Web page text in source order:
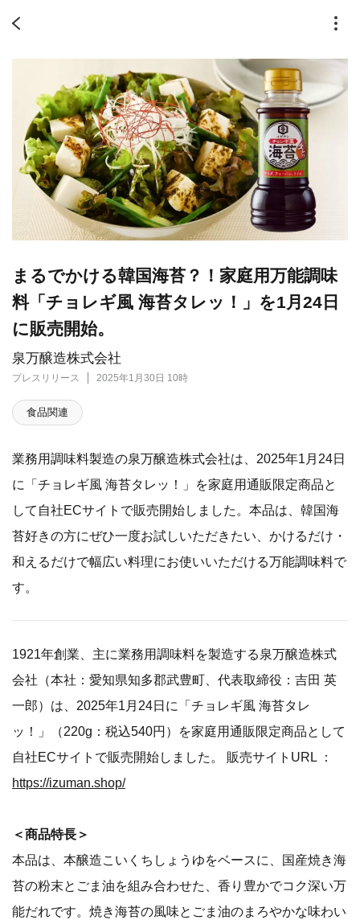
泉万醸造株式会社
プレスリリース 2025年1月30日 10時
まるでかける韓国海苔？！家庭用万能調味
料「チョレギ風 海苔タレッ！」を1月24日
に販売開始。
食品関連
業務用調味料製造の泉万醸造株式会社は、2025年1月24日
に「チョレギ風 海苔タレッ！」を家庭用通販限定商品と
して自社ECサイトで販売開始しました。本品は、韓国海
苔好きの方にぜひ一度お試しいただきたい、かけるだけ・
和えるだけで幅広い料理にお使いいただける万能調味料で
す。
1921年創業、主に業務用調味料を製造する泉万醸造株式
会社（本社：愛知県知多郡武豊町、代表取締役：吉田 英
一郎）は、2025年1月24日に「チョレギ風 海苔タレ
ッ！」（220g：税込540円）を家庭用通販限定商品として
自社ECサイトで販売開始しました。 販売サイトURL ：
https://izuman.shop/
＜商品特長＞
本品は、本醸造こいくちしょうゆをベースに、国産焼き海
苔の粉末とごま油を組み合わせた、香り豊かでコク深い万
能だれです。焼き海苔の風味とごま油のまろやかな味わい